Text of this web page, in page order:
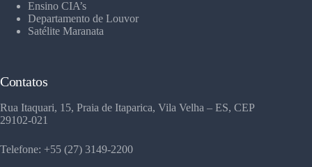
Ensino CIA’s
Departamento de Louvor
Satélite Maranata
Contatos
Rua Itaquari, 15, Praia de Itaparica, Vila Velha – ES, CEP
29102-021
Telefone: +55 (27) 3149-2200